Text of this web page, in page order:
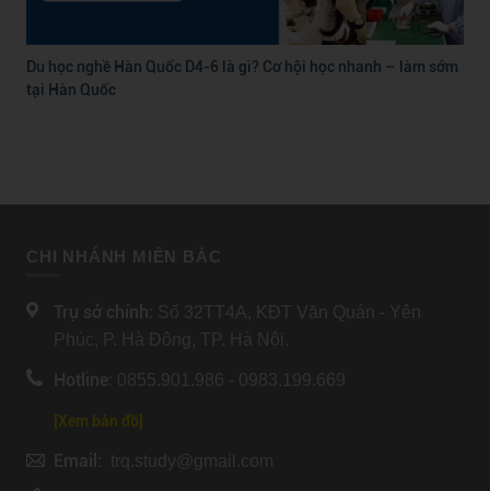
Du học nghề Hàn Quốc D4-6 là gì? Cơ hội học nhanh – làm sớm
tại Hàn Quốc
CHI NHÁNH MIỀN BẮC
Trụ sở chính: Số 32TT4A, KĐT Văn Quán - Yên
Phúc, P. Hà Đông, TP. Hà Nội.
Hotline: 0855.901.986 - 0983.199.669
[Xem bản đồ]
Email: trq.study@gmail.com